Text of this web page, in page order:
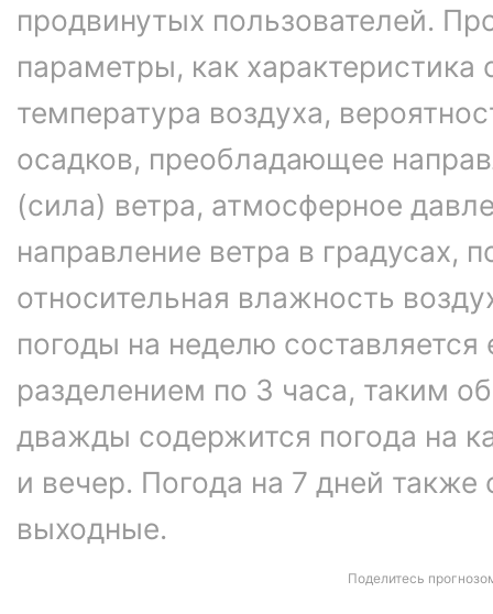
продвинутых пользователей.
параметры, как характеристика
температура воздуха,
осадков, преобладающее
(сила) ветра, атмосферное
направление ветра в градусах,
относительная влажность
погоды на неделю
разделением по 3 часа, таким
дважды содержится погода на
и вечер. Погода на 7 дней также
выходные.
Поделитесь